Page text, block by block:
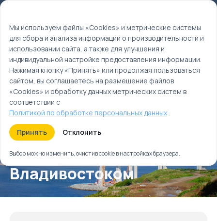
Главная
Туры
Знакомство с Владивостоком
Знакомство с
Владивостоком
Мы используем файлы «Cookies» и метрические системы
для сбора и анализа информации о производительности и
использовании сайта, а также для улучшения и
индивидуальной настройке предоставления информации.
Нажимая кнопку «Принять» или продолжая пользоваться
сайтом, вы соглашаетесь на размещение файлов
«Cookies» и обработку данных метрических систем в
соответствии с
Политикой по обработке персональных данных.
Принять Отклонить
Выбор можно изменить, очистив cookie в настройках браузера.